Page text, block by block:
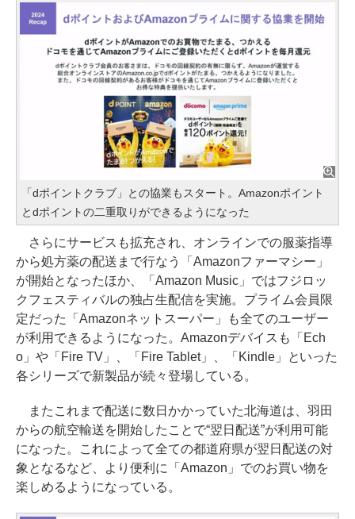
「dポイントクラブ」との協業もスタート。Amazonポイント
とdポイントの二重取りができるようになった
さらにサービスも拡充され、オンラインでの服薬指導
から処方薬の配送まで行なう「Amazonファーマシー」
が開始となったほか、「Amazon Music」ではフジロッ
クフェスティバルの独占生配信を実施。プライム会員限
定だった「Amazonネットスーパー」も全てのユーザー
が利用できるようになった。Amazonデバイスも「Ech
o」や「Fire TV」、「Fire Tablet」、「Kindle」といった
各シリーズで新製品が続々登場している。
またこれまで配送に数日かかっていた北海道は、羽田
からの航空輸送を開始したことで“翌日配送”が利用可能
になった。これによって全ての都道府県が翌日配送の対
象となるなど、より便利に「Amazon」でのお買い物を
楽しめるようになっている。